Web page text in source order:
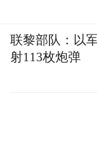
联黎部队：以
射113枚炮弹